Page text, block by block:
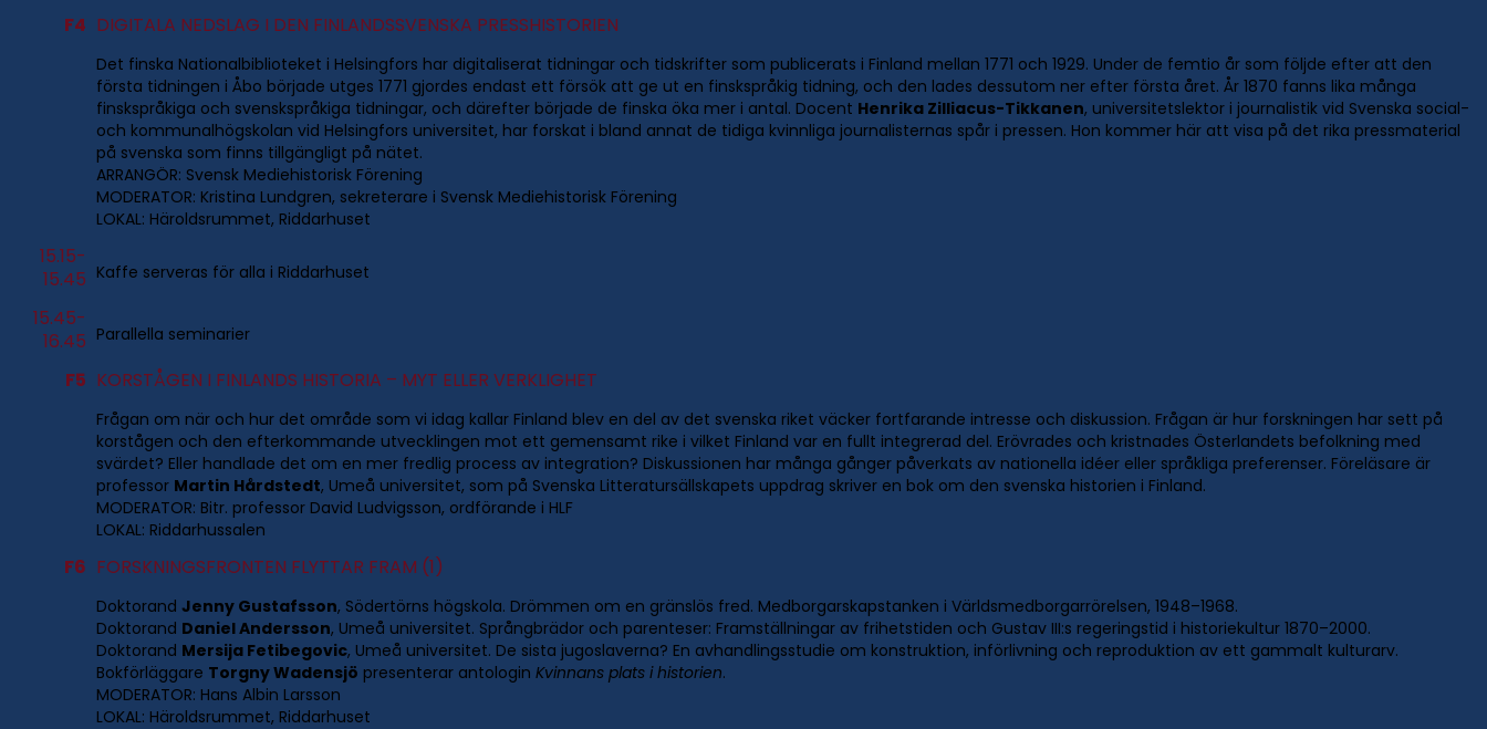
F4 DIGITALA NEDSLAG I DEN FINLANDSSVENSKA PRESSHISTORIEN
Det finska Nationalbiblioteket i Helsingfors har digitaliserat tidningar och tidskrifter som publicerats i Finland mellan 1771 och 1929. Under de femtio år som följde efter att den
första tidningen i Åbo började utges 1771 gjordes endast ett försök att ge ut en finskspråkig tidning, och den lades dessutom ner efter första året. År 1870 fanns lika många
finskspråkiga och svenskspråkiga tidningar, och därefter började de finska öka mer i antal. Docent Henrika Zilliacus-Tikkanen, universitetslektor i journalistik vid Svenska social-
och kommunalhögskolan vid Helsingfors universitet, har forskat i bland annat de tidiga kvinnliga journalisternas spår i pressen. Hon kommer här att visa på det rika pressmaterial
på svenska som finns tillgängligt på nätet.
ARRANGÖR: Svensk Mediehistorisk Förening
MODERATOR: Kristina Lundgren, sekreterare i Svensk Mediehistorisk Förening
LOKAL: Häroldsrummet, Riddarhuset
15.15-
15.45 Kaffe serveras för alla i Riddarhuset
15.45-
16.45 Parallella seminarier
F5 KORSTÅGEN I FINLANDS HISTORIA – MYT ELLER VERKLIGHET
Frågan om när och hur det område som vi idag kallar Finland blev en del av det svenska riket väcker fortfarande intresse och diskussion. Frågan är hur forskningen har sett på
korstågen och den efterkommande utvecklingen mot ett gemensamt rike i vilket Finland var en fullt integrerad del. Erövrades och kristnades Österlandets befolkning med
svärdet? Eller handlade det om en mer fredlig process av integration? Diskussionen har många gånger påverkats av nationella idéer eller språkliga preferenser. Föreläsare är
professor Martin Hårdstedt, Umeå universitet, som på Svenska Litteratursällskapets uppdrag skriver en bok om den svenska historien i Finland.
MODERATOR: Bitr. professor David Ludvigsson, ordförande i HLF
LOKAL: Riddarhussalen
F6 FORSKNINGSFRONTEN FLYTTAR FRAM (1)
Doktorand Jenny Gustafsson, Södertörns högskola. Drömmen om en gränslös fred. Medborgarskapstanken i Världsmedborgarrörelsen, 1948–1968.
Doktorand Daniel Andersson, Umeå universitet. Språngbrädor och parenteser: Framställningar av frihetstiden och Gustav III:s regeringstid i historiekultur 1870–2000.
Doktorand Mersija Fetibegovic, Umeå universitet. De sista jugoslaverna? En avhandlingsstudie om konstruktion, införlivning och reproduktion av ett gammalt kulturarv.
Bokförläggare Torgny Wadensjö presenterar antologin Kvinnans plats i historien.
MODERATOR: Hans Albin Larsson
LOKAL: Häroldsrummet, Riddarhuset